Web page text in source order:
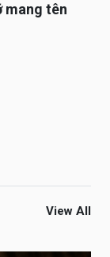
mang tên
View All